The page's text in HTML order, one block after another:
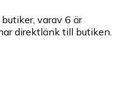
varav 6 är
direktlänk till butiken.